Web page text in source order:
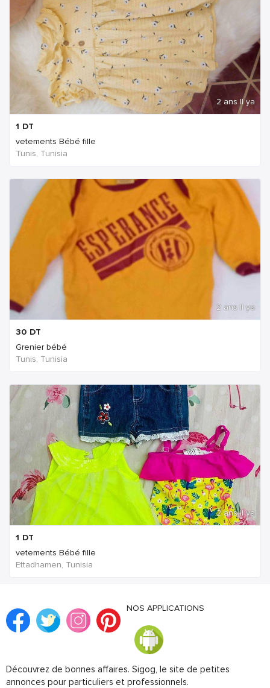
2 ans Il ya
1 DT
vetements Bébé fille
Tunis, Tunisia
2 ans Il ya
30 DT
Grenier bébé
Tunis, Tunisia
2 ans Il ya
1 DT
vetements Bébé fille
Ettadhamen, Tunisia
NOS APPLICATIONS
Découvrez de bonnes affaires. Sigog, le site de petites
annonces pour particuliers et professionnels.